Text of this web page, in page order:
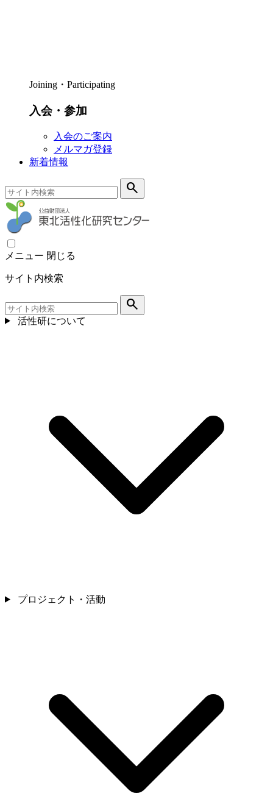
Joining・Participating
入会・参加
入会のご案内
メルマガ登録
新着情報
search
メニュー 閉じる
サイト内検索
search
活性研について
プロジェクト・活動